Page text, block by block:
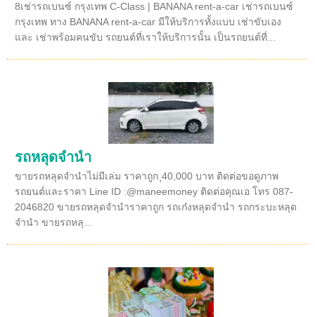
8เช่ารถเบนซ์ กรุงเทพ C-Class | BANANA rent-a-car เช่ารถเบนซ์
กรุงเทพ ทาง BANANA rent-a-car มีให้บริการทั้งแบบ เช่าขับเอง
และ เช่าพร้อมคนขับ รถยนต์ที่เราให้บริการนั้น เป็นรถยนต์ที่...
รถหลุดจำนำ
ขายรถหลุดจำนำไม่มีเล่ม ราคาถูก ุ40,000 บาท ติดต่อขอดูภาพ
รถยนต์และราคา Line ID :@maneemoney ติดต่อคุณเอ โทร 087-
2046820 ขายรถหลุดจำนำราคาถูก รถเก๋งหลุดจำนำ รถกระบะหลุด
จำนำ ขายรถหลุ...